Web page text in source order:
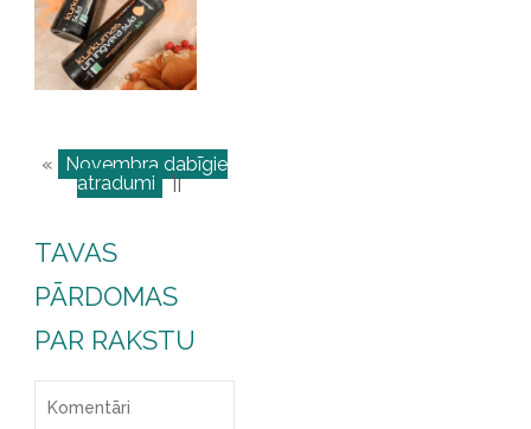
«
Novembra dabīgie
atradumi ||
TAVAS
PĀRDOMAS
PAR RAKSTU